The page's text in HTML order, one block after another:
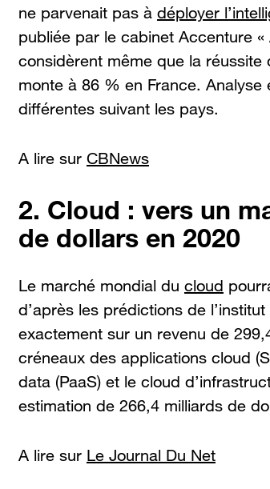
ne parvenait pas à déployer
publiée par le cabinet Accenture
considèrent même que la
monte à 86 % en France.
différentes suivant les pays.
A lire sur CBNews
2. Cloud : vers un
de dollars en 2020
Le marché mondial du cloud
d’après les prédictions de
exactement sur un revenu de
créneaux des applications cloud
data (PaaS) et le cloud
estimation de 266,4 milliards de
A lire sur Le Journal Du Net